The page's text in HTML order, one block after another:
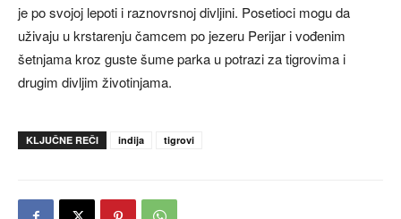
je po svojoj lepoti i raznovrsnoj divljini. Posetioci mogu da
uživaju u krstarenju čamcem po jezeru Perijar i vođenim
šetnjama kroz guste šume parka u potrazi za tigrovima i
drugim divljim životinjama.
KLJUČNE REČI indija tigrovi